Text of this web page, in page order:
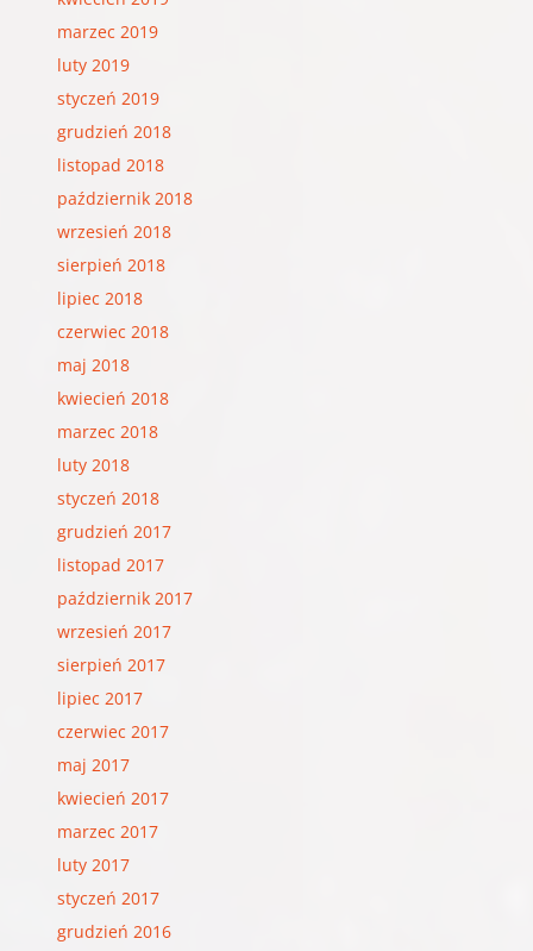
marzec 2019
luty 2019
styczeń 2019
grudzień 2018
listopad 2018
październik 2018
wrzesień 2018
sierpień 2018
lipiec 2018
czerwiec 2018
maj 2018
kwiecień 2018
marzec 2018
luty 2018
styczeń 2018
grudzień 2017
listopad 2017
październik 2017
wrzesień 2017
sierpień 2017
lipiec 2017
czerwiec 2017
maj 2017
kwiecień 2017
marzec 2017
luty 2017
styczeń 2017
grudzień 2016